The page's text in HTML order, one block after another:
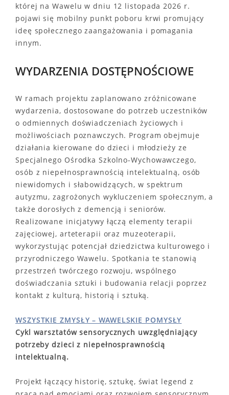
której na Wawelu w dniu 12 listopada 2026 r.
pojawi się mobilny punkt poboru krwi promujący
ideę społecznego zaangażowania i pomagania
innym.
WYDARZENIA DOSTĘPNOŚCIOWE
W ramach projektu zaplanowano zróżnicowane
wydarzenia, dostosowane do potrzeb uczestników
o odmiennych doświadczeniach życiowych i
możliwościach poznawczych. Program obejmuje
działania kierowane do dzieci i młodzieży ze
Specjalnego Ośrodka Szkolno-Wychowawczego,
osób z niepełnosprawnością intelektualną, osób
niewidomych i słabowidzących, w spektrum
autyzmu, zagrożonych wykluczeniem społecznym, a
także dorosłych z demencją i seniorów.
Realizowane inicjatywy łączą elementy terapii
zajęciowej, arteterapii oraz muzeoterapii,
wykorzystując potencjał dziedzictwa kulturowego i
przyrodniczego Wawelu. Spotkania te stanowią
przestrzeń twórczego rozwoju, wspólnego
doświadczania sztuki i budowania relacji poprzez
kontakt z kulturą, historią i sztuką.
WSZYSTKIE ZMYSŁY – WAWELSKIE POMYSŁY
Cykl warsztatów sensorycznych uwzględniający
potrzeby dzieci z niepełnosprawnością
intelektualną.
Projekt łączący historię, sztukę, świat legend z